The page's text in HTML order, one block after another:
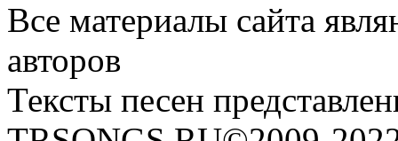
Все материалы сайта
авторов
Тексты песен